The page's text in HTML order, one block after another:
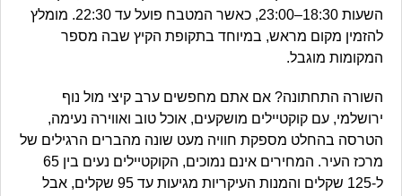
השעות 18:30–23:00, כאשר המטבח פועל עד 22:30. מומלץ
להזמין מקום מראש, במיוחד בתקופת הקיץ שבה מספר
המקומות מוגבל.
השורה התחתונה? אם אתם מחפשים ערב קיצי מול נוף
ירושלמי, עם קוקטיילים מושקעים, אוכל טוב ואווירה נעימה,
הטרסה בהחלט מספקת חוויה מעט שונה מהברים הרגילים של
מרכז העיר. המחירים אינם נמוכים, הקוקטיילים נעים בין 65
ל-125 שקלים והמנות העיקריות מגיעות עד 95 שקלים, אבל